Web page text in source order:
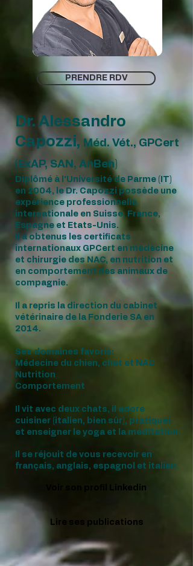
PRENDRE RDV
Dr. Alessandro
Capozzi, Méd. Vét., GPCert
(ExAP, SAN, AnBeh)
Diplômé à l'Université de Parme (IT)
en 2004, le Dr. Capozzi possède une
expérience professionnelle
internationale en Suisse, France,
Espagne et Etats-Unis.
Il a obtenus les certificats
internationaux GPCert en médecine
et chirurgie des NAC, en nutrition et
en comportement des animaux de
compagnie.
Il a repris la direction du cabinet
vétérinaire de la Fonderie SA en
2014.
Ses domaines favoris:
Médecine du chien, chat et NAC
Nutrition
Comportement
Il vit avec deux chats, il adore
cuisiner (italien, bien sûr), pratiquer
et enseigner le yoga et la méditation.
Il se réjouit de vous recevoir en
français, anglais, espagnol et italien.
Voir son profil Linkedin
Lire ses publications